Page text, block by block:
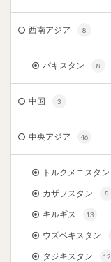
西南アジア 8
パキスタン 8
中国 3
中央アジア 46
トルクメニスタン
カザフスタン 8
キルギス 13
ウズベキスタン
タジキスタン 12